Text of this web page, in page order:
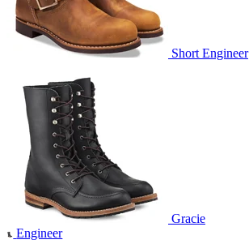
Short Engineer
Gracie
Engineer